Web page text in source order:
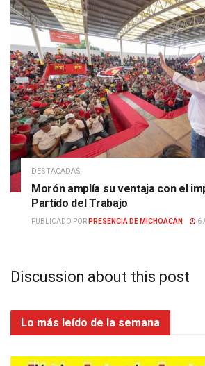
DESTACADAS
Morón amplía su ventaja con el
Partido del Trabajo
PUBLICADO POR PRESENCIA DE MICHOACÁN 6
Discussion about this post
Lo más leído de la semana